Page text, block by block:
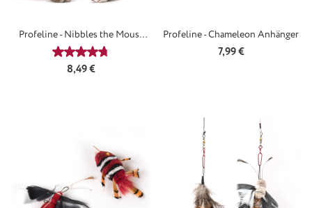
Profeline - Nibbles the Mouse
AnhängerDurchschnittliche Bewertung von 4.65 von 5 Sternen
Regulärer Preis:
8,49 €
Profeline - Chameleon Anhänger
Regulärer Preis:
7,99 €